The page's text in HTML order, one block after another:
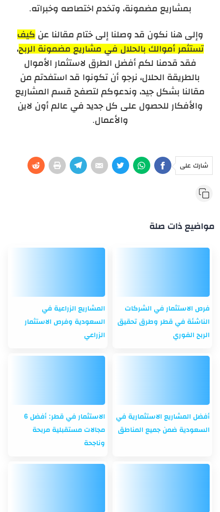
بمشاريع مضمونة، وتخدم اختصاصه وخبراته.
وإلى هنا نكون قد وصلنا إلى ختام مقالنا عن كيف
تستثمر أموالك بالحلال في مشاريع مضمونة الربح،
فقد قدمنا لكم أفضل الطرق لاستثمار الأموال
بالطريقة الحلال، نرجو أن تكونوا قد استفدتم من
مقالنا بشكل جيد، وندعوكم لتصفح قسم المشاريع
والأفكار للحصول على كل جديد في عالم أون لاين
والأعمال.
شارك على
مواضيع ذات صلة
فرص الاستثمار في الشركات
الناشئة في قطر وطرق تحقيق
الربح الفوري
المشاريع الزراعية في
السعودية وفرص الاستثمار
الزراعي
أفضل المشاريع الاستثمارية في
السعودية ضمن جميع المناطق
الاستثمار في قطر: أفضل 6
مجالات مستقبلية مربحة
وناجحة